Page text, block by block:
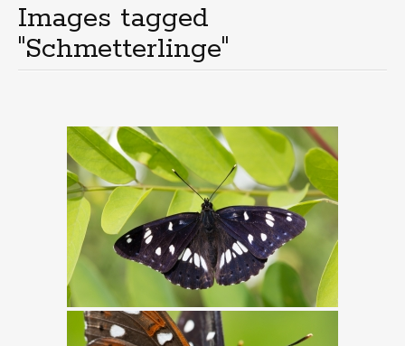
Images tagged
"Schmetterlinge"